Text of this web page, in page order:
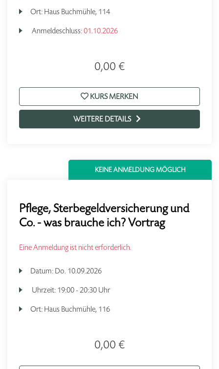
Ort: Haus Buchmühle, 114
Anmeldeschluss:01.10.2026
0,00 €
KURS MERKEN
WEITERE DETAILS
KEINE ANMELDUNG MÖGLICH
Pflege, Sterbegeldversicherung und
Co. - was brauche ich? Vortrag
Eine Anmeldung ist nicht erforderlich.
Datum: Do. 10.09.2026
Uhrzeit: 19:00 - 20:30 Uhr
Ort: Haus Buchmühle, 116
0,00 €